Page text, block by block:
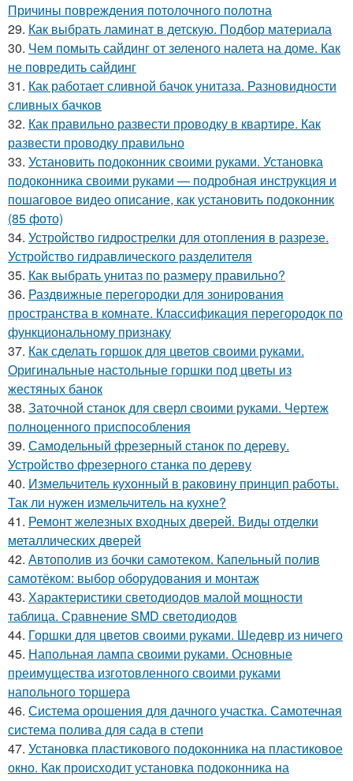
Причины повреждения потолочного полотна
29. Как выбрать ламинат в детскую. Подбор материала
30. Чем помыть сайдинг от зеленого налета на доме. Как
не повредить сайдинг
31. Как работает сливной бачок унитаза. Разновидности
сливных бачков
32. Как правильно развести проводку в квартире. Как
развести проводку правильно
33. Установить подоконник своими руками. Установка
подоконника своими руками — подробная инструкция и
пошаговое видео описание, как установить подоконник
(85 фото)
34. Устройство гидрострелки для отопления в разрезе.
Устройство гидравлического разделителя
35. Как выбрать унитаз по размеру правильно?
36. Раздвижные перегородки для зонирования
пространства в комнате. Классификация перегородок по
функциональному признаку
37. Как сделать горшок для цветов своими руками.
Оригинальные настольные горшки под цветы из
жестяных банок
38. Заточной станок для сверл своими руками. Чертеж
полноценного приспособления
39. Самодельный фрезерный станок по дереву.
Устройство фрезерного станка по дереву
40. Измельчитель кухонный в раковину принцип работы.
Так ли нужен измельчитель на кухне?
41. Ремонт железных входных дверей. Виды отделки
металлических дверей
42. Автополив из бочки самотеком. Капельный полив
самотёком: выбор оборудования и монтаж
43. Характеристики светодиодов малой мощности
таблица. Сравнение SMD светодиодов
44. Горшки для цветов своими руками. Шедевр из ничего
45. Напольная лампа своими руками. Основные
преимущества изготовленного своими руками
напольного торшера
46. Система орошения для дачного участка. Самотечная
система полива для сада в степи
47. Установка пластикового подоконника на пластиковое
окно. Как происходит установка подоконника на